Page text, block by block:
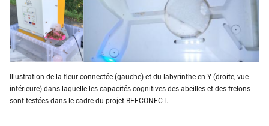
Illustration de la fleur connectée (gauche) et du labyrinthe en Y (droite, vue
intérieure) dans laquelle les capacités cognitives des abeilles et des frelons
sont testées dans le cadre du projet BEECONECT.